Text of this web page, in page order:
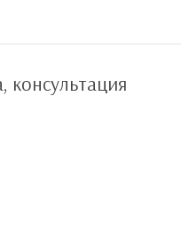
консультация